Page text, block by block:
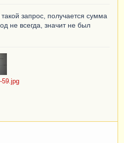
запрос, получается сумма
не всегда, значит не был
59.jpg